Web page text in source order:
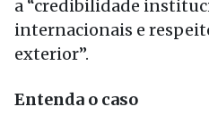
a “credibilidade
internacionais e
exterior”.
Entenda o caso